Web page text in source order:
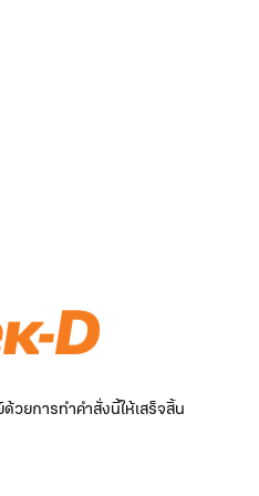
ยการทำคำสั่งนี้ให้เสร็จสิ้น